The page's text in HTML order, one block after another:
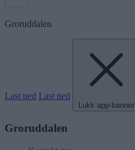
Groruddalen
Last ned Last ned
Lukk app-banner
Groruddalen